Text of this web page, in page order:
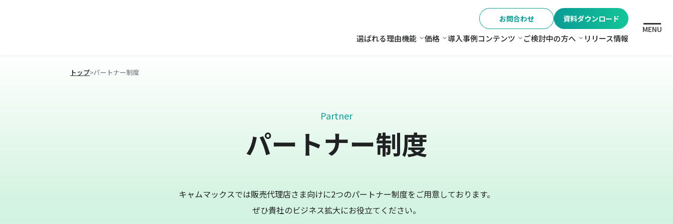
お問合わせ 資料ダウンロード
選ばれる理由機能 機能
価格 価格
導入事例コンテンツ コンテンツ
ご検討中の方へ ご検討中の方へ
リリース情報
MENU
トップ>パートナー制度
Partner
パートナー制度
キャムマックスでは販売代理店さま向けに2つのパートナー制度をご用意しております。
ぜひ貴社のビジネス拡大にお役立てください。